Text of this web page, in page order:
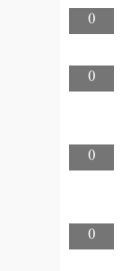
0
0
0
0